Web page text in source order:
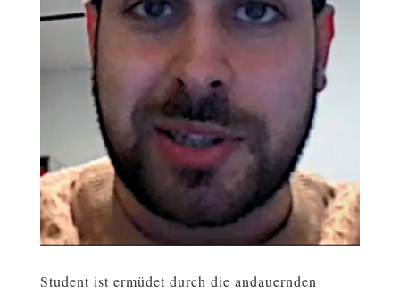
Student ist ermüdet durch die andauernden